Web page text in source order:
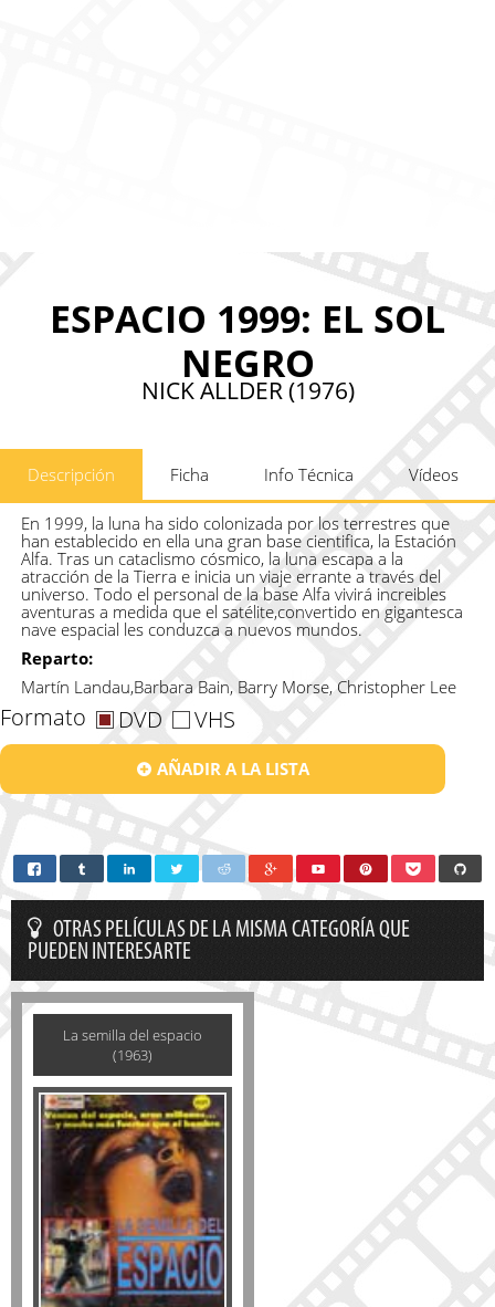
ESPACIO 1999: EL SOL
NEGRO
NICK ALLDER (1976)
Descripción Ficha Info Técnica Vídeos
En 1999, la luna ha sido colonizada por los terrestres que
han establecido en ella una gran base cientifica, la Estación
Alfa. Tras un cataclismo cósmico, la luna escapa a la
atracción de la Tierra e inicia un viaje errante a través del
universo. Todo el personal de la base Alfa vivirá increibles
aventuras a medida que el satélite,convertido en gigantesca
nave espacial les conduzca a nuevos mundos.
Reparto:
Martín Landau,Barbara Bain, Barry Morse, Christopher Lee
Formato DVD VHS
AÑADIR A LA LISTA
OTRAS PELÍCULAS DE LA MISMA CATEGORÍA QUE
PUEDEN INTERESARTE
La semilla del espacio
(1963)